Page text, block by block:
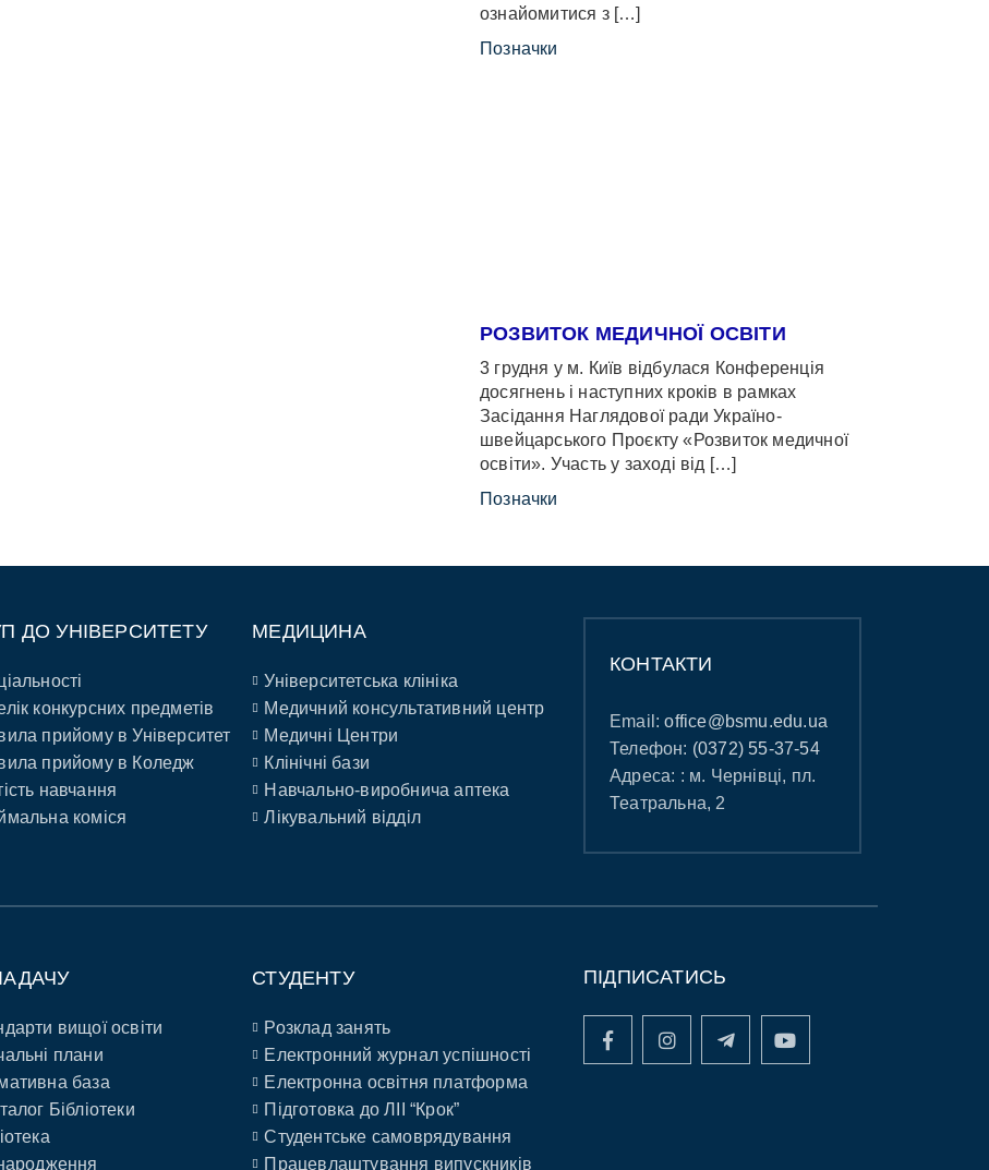
ознайомитися з […]
Позначки
РОЗВИТОК МЕДИЧНОЇ ОСВІТИ
3 грудня у м. Київ відбулася Конференція
досягнень і наступних кроків в рамках
Засідання Наглядової ради Україно-
швейцарського Проєкту «Розвиток медичної
освіти». Участь у заході від […]
Позначки
ДО УНІВЕРСИТЕТУ
конкурсних предметів
прийому в Університет
прийому в Коледж
навчання
коміся
МЕДИЦИНА
Університетська клініка
Медичний консультативний центр
Медичні Центри
Клінічні бази
Навчально-виробнича аптека
Лікувальний відділ
КОНТАКТИ
Email:office@bsmu.edu.ua
Телефон: (0372) 55-37-54
Адреса: : м. Чернівці, пл.
Театральна, 2
вищої освіти
плани
база
Бібліотеки
СТУДЕНТУ
Розклад занять
Електронний журнал успішності
Електронна освітня платформа
Підготовка до ЛІІ “Крок”
Студентське самоврядування
Працевлаштування випускників
ПІДПИСАТИСЬ